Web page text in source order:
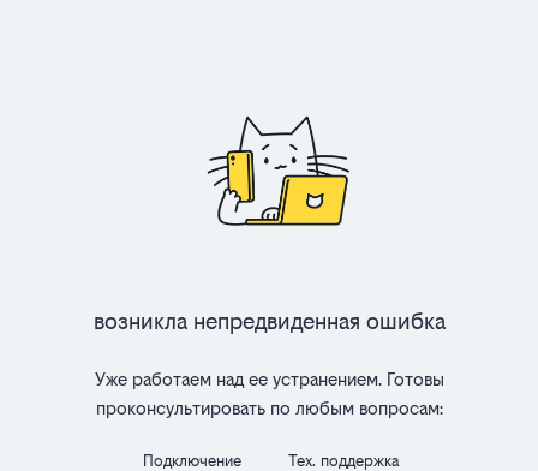
Возникла непредвиденная ошибка
Уже работаем над ее устранением. Готовы
проконсультировать по любым вопросам:
Подключение Тех. поддержка